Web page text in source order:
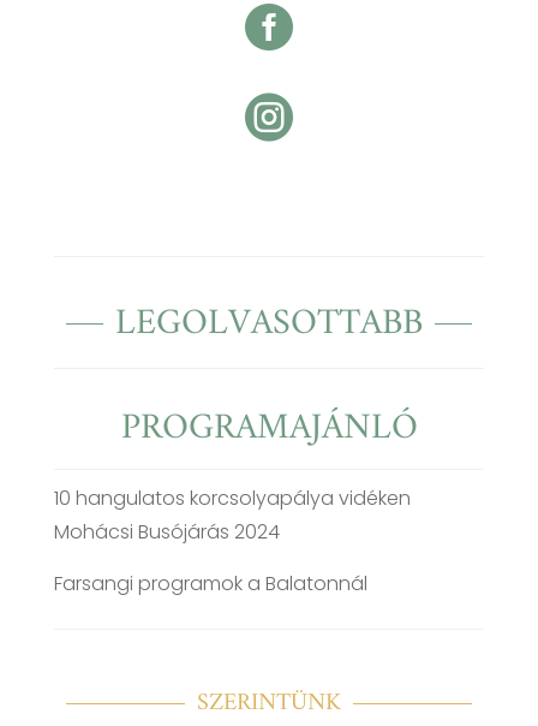


LEGOLVASOTTABB
PROGRAMAJÁNLÓ
10 hangulatos korcsolyapálya vidéken
Mohácsi Busójárás 2024
Farsangi programok a Balatonnál
SZERINTÜNK